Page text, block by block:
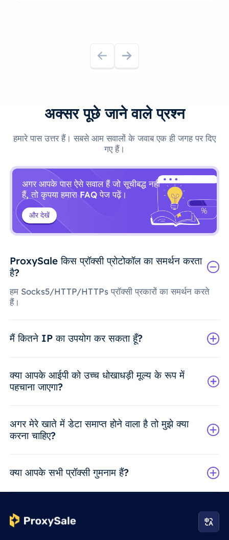
अक्सर पूछे जाने वाले प्रश्न
हमारे पास उत्तर हैं। सबसे आम सवालों के जवाब एक ही जगह पर दिए
गए हैं।
अगर आपके पास ऐसे सवाल हैं जो सूचीबद्ध नहीं
हैं, तो कृपया हमारा FAQ पेज पढ़ें।
और देखें
ProxySale किस प्रॉक्सी प्रोटोकॉल का समर्थन करता
है?
हम Socks5/HTTP/HTTPs प्रॉक्सी प्रकारों का समर्थन करते
हैं।
मैं कितने IP का उपयोग कर सकता हूँ?
क्या आपके आईपी को उच्च धोखाधड़ी मूल्य के रूप में
पहचाना जाएगा?
अगर मेरे खाते में डेटा समाप्त होने वाला है तो मुझे क्या
करना चाहिए?
क्या आपके सभी प्रॉक्सी गुमनाम हैं?